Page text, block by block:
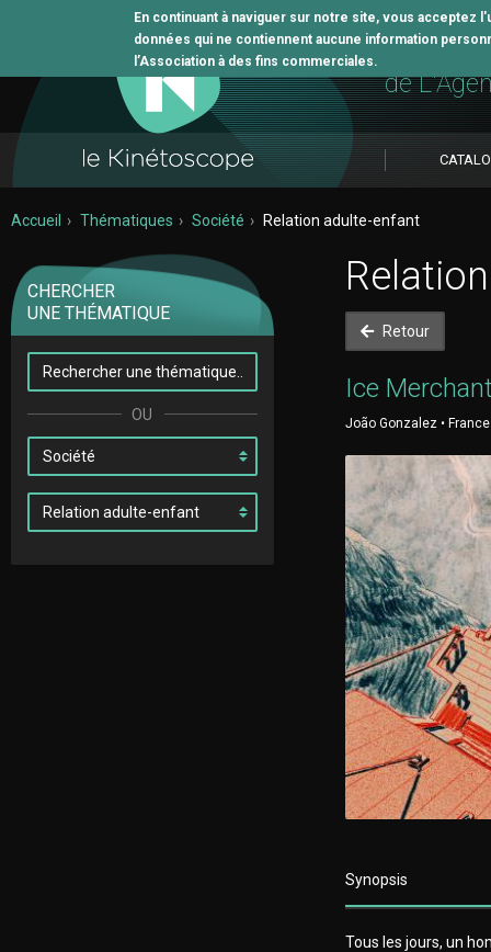
En continuant à naviguer sur notre site, vous
données qui ne contiennent aucune information
l’Association à des fins commerciales. L'outil
de
Accueil Thématiques Société Relation adulte-enfant
CHERCHER
UNE THÉMATIQUE
Retour
Ice
João Gonzalez •
Synopsis
Tous les jours, un